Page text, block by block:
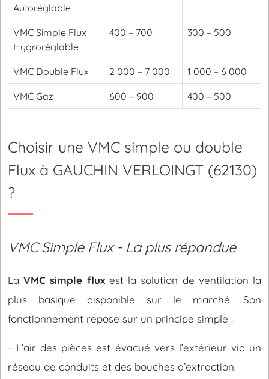
Autoréglable
VMC Simple Flux
Hygroréglable
400 – 700 300 – 500
VMC Double Flux 2 000 – 7 000 1 000 – 6 000
VMC Gaz 600 – 900 400 – 500
Choisir une VMC simple ou double
Flux à GAUCHIN VERLOINGT (62130)
?
VMC Simple Flux - La plus répandue
LaVMC simple fluxest la solution de ventilation la
plus basique disponible sur le marché. Son
fonctionnement repose sur un principe simple :
- L’air des pièces est évacué vers l’extérieur via un
réseau de conduits et des bouches d’extraction.